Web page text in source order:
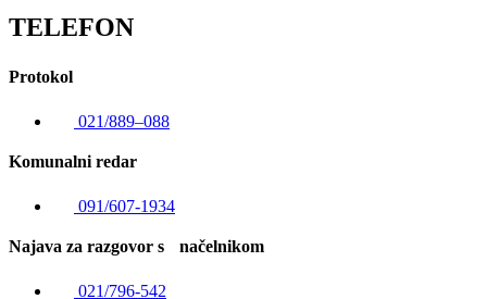
TELEFON
Protokol
021/889–088
Komunalni redar
091/607-1934
Najava za razgovor s načelnikom
021/796-542